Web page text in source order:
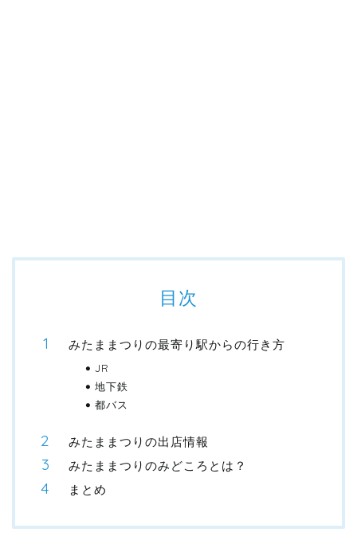
目次
みたままつりの最寄り駅からの行き方
JR
地下鉄
都バス
みたままつりの出店情報
みたままつりのみどころとは？
まとめ